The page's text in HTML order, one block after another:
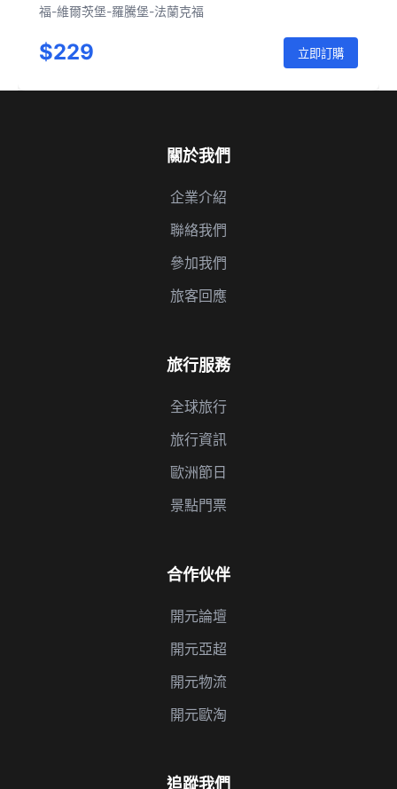
福-維爾茨堡-羅騰堡-法蘭克福
$229 立即訂購
關於我們
企業介紹
聯絡我們
參加我們
旅客回應
旅行服務
全球旅行
旅行資訊
歐洲節日
景點門票
合作伙伴
開元論壇
開元亞超
開元物流
開元歐淘
追蹤我們